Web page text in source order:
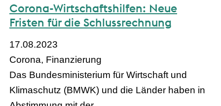
Corona-Wirtschaftshilfen: Neue
Fristen für die Schlussrechnung
17.08.2023
Corona, Finanzierung
Das Bundesministerium für Wirtschaft und
Klimaschutz (BMWK) und die Länder haben in